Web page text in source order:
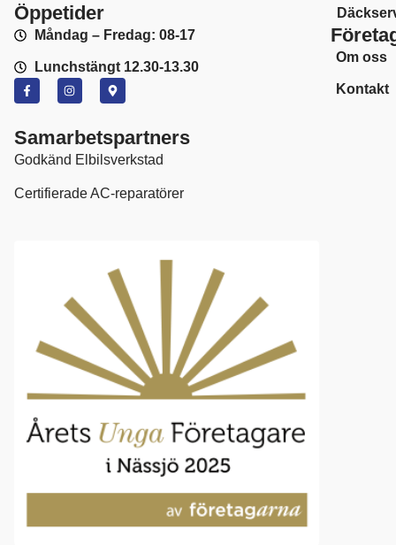
Öppetider
Måndag – Fredag: 08-17
Lunchstängt 12.30-13.30
Om oss
Kontakt
Samarbetspartners
Godkänd Elbilsverkstad
Certifierade AC-reparatörer